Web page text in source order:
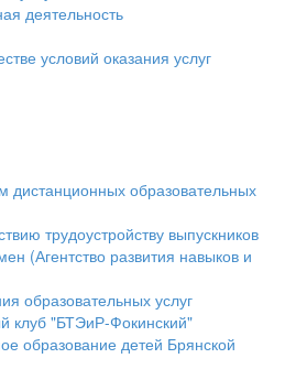
деятельность
условий оказания услуг
образовательных
трудоустройству выпускников
(Агентство развития навыков и
образовательных услуг
клуб "БТЭиР-Фокинский"
образование детей Брянской